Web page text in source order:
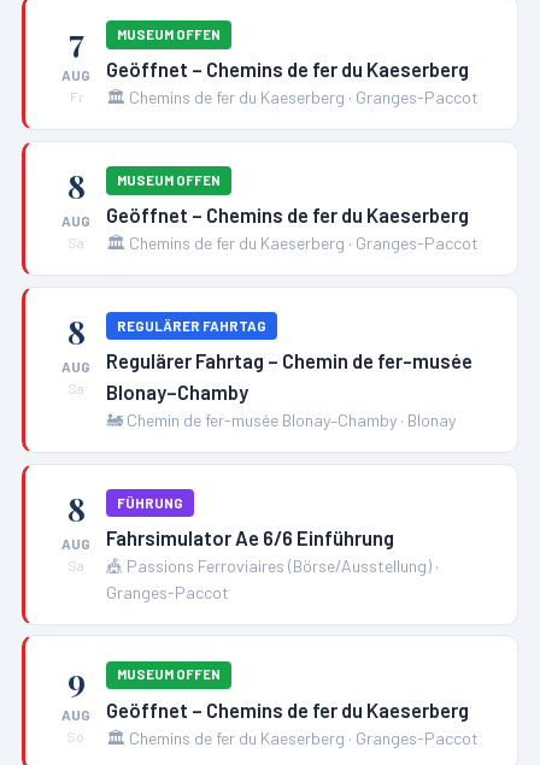
7
AUG
Fr
MUSEUM OFFEN
Geöffnet – Chemins de fer du Kaeserberg
🏛️ Chemins de fer du Kaeserberg · Granges-Paccot
8
AUG
Sa
MUSEUM OFFEN
Geöffnet – Chemins de fer du Kaeserberg
🏛️ Chemins de fer du Kaeserberg · Granges-Paccot
8
AUG
Sa
REGULÄRER FAHRTAG
Regulärer Fahrtag – Chemin de fer-musée
Blonay–Chamby
🚂 Chemin de fer-musée Blonay–Chamby · Blonay
8
AUG
Sa
FÜHRUNG
Fahrsimulator Ae 6/6 Einführung
🎪 Passions Ferroviaires (Börse/Ausstellung) ·
Granges-Paccot
9
AUG
So
MUSEUM OFFEN
Geöffnet – Chemins de fer du Kaeserberg
🏛️ Chemins de fer du Kaeserberg · Granges-Paccot